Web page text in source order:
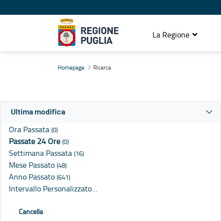
La Regione
Homepage Ricerca
Ultima modifica
Ora Passata (0)
Passate 24 Ore (0)
Settimana Passata (16)
Mese Passato (48)
Anno Passato (641)
Intervallo Personalizzato…
Cancella